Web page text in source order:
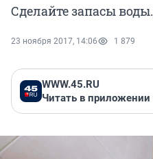
Сделайте запасы воды.
23 ноября 2017, 14:06 1 879
WWW.45.RU
Читать в приложении